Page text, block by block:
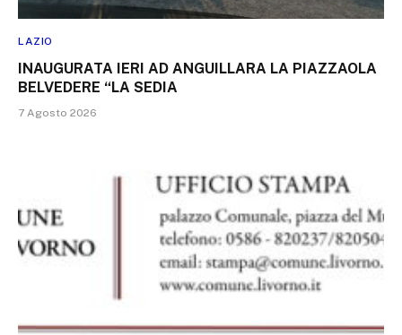
LAZIO
INAUGURATA IERI AD ANGUILLARA LA PIAZZAOLA
BELVEDERE “LA SEDIA
7 Agosto 2026